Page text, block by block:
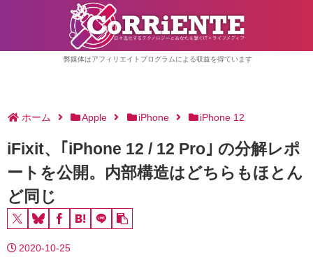
弊媒体はアフィリエイトプログラムによる収益を得ています
ホーム Apple iPhone iPhone 12
iFixit、｢iPhone 12 / 12 Pro｣ の分解レポ
ートを公開。内部構造はどちらもほとん
ど同じ
2020-10-25